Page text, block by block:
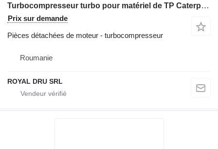
Turbocompresseur turbo pour matériel de TP Caterpillar pentru modelele 416C, 416D, 420D, 428C, 428D, 432D
Prix sur demande
Pièces détachées de moteur - turbocompresseur
Roumanie
ROYAL DRU SRL